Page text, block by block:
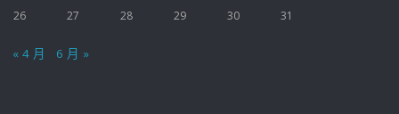
26
27 28 29 30 31
« 4 月 6 月 »